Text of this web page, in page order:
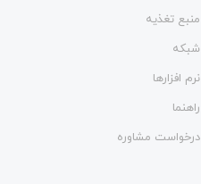
منبع تغذیه
شبکه
نرم افزارها
راهنما
درخواست مشاوره